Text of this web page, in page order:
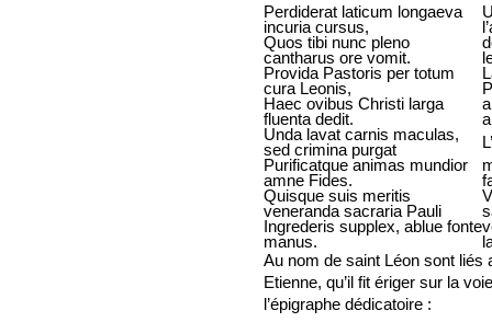
Perdiderat laticum longaeva
incuria cursus,
Quos tibi nunc pleno
cantharus ore vomit.
Provida Pastoris per totum
cura Leonis,
Haec ovibus Christi larga
fluenta dedit.
Unda lavat carnis maculas,
sed crimina purgat
Purificatque animas mundior
amne Fides.
Quisque suis meritis
veneranda sacraria Pauli
Ingrederis supplex, ablue fonte
manus.
Au nom de saint Léon sont liés
Etienne, qu’il fit ériger sur la
l’épigraphe dédicatoire :